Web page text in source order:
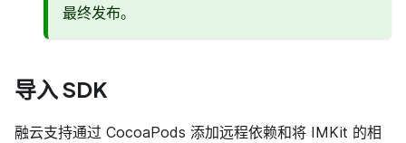
最终发布。
导入 SDK
融云支持通过 CocoaPods 添加远程依赖和将 IMKit 的相